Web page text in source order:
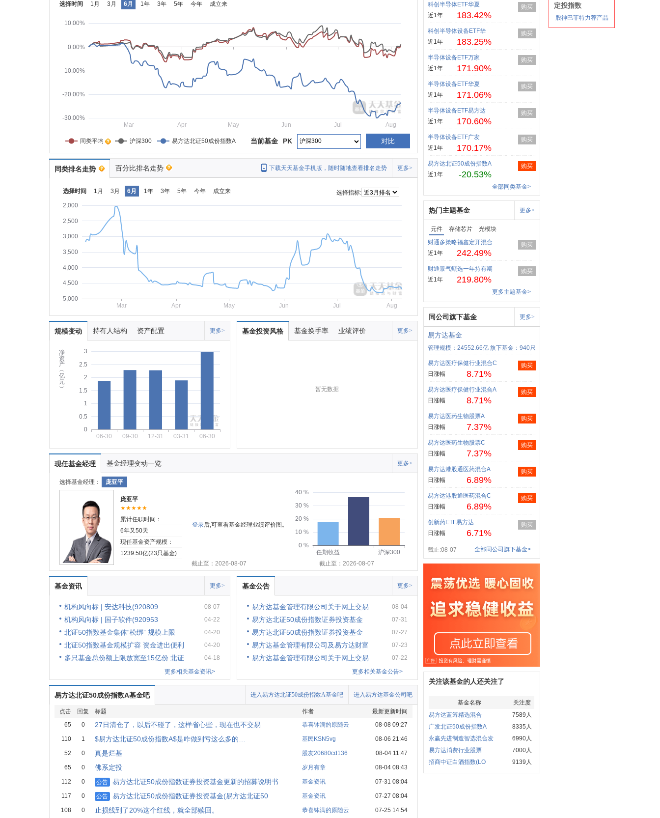
选择时间 1月 3月 6月 1年 3年 5年 今年 成立来
-30.00%
-20.00%
-10.00%
0.00%
10.00%
Mar Apr May Jun Jul Aug
同类平均 沪深300 易方达北证50成份指数A 对比
PK
当前基金
同类排名走势 百分比排名走势 更多>
下载天天基金手机版，随时随地查看排名走势
选择时间 1月 3月 6月 1年 3年 5年 今年 成立来
选择指标:
2,000
2,500
3,000
3,500
4,000
4,500
5,000
Mar
Apr May Jun Jul Aug
规模变动 持有人结构 资产配置 更多>
净
资
产
︵
亿
元
︶
0
0.5
1
1.5
2
2.5
3
06-30 09-30 12-31 03-31 06-30
基金投资风格 基金换手率 业绩评价 更多>
暂无数据
现任基金经理 基金经理变动一览 更多>
选择基金经理： 庞亚平
庞亚平
★★★★★
累计任职时间：
6年又50天
现任基金资产规模：
1239.50亿(23只基金)
登录后,可查看基金经理业绩评价图。
0 %
10 %
20 %
30 %
40 %
任期收益
沪深300
截止至：2026-08-07
截止至：2026-08-07
基金资讯 更多>
机构风向标 | 安达科技(920809 08-07
机构风向标 | 国子软件(920953 04-22
北证50指数基金集体“松绑” 规模上限 04-20
北证50指数基金规模扩容 资金进出便利 04-20
多只基金总份额上限放宽至15亿份 北证
04-18
更多相关基金资讯>
基金公告 更多>
易方达基金管理有限公司关于网上交易 08-04
易方达北证50成份指数证券投资基金 07-31
易方达北证50成份指数证券投资基金 07-27
易方达基金管理有限公司及易方达财富 07-23
易方达基金管理有限公司关于网上交易
07-22
更多相关基金公告>
易方达北证50成份指数A基金吧 进入易方达基金公司吧
进入易方达北证50成份指数A基金吧
点击 回复 标题 作者
最新更新时间
65
0 27日清仓了，以后不碰了，这样省心些，现在也不交易 恭喜钵满的原随云 08-08 09:27
110 1 $易方达北证50成份指数A$是咋做到亏这么多的… 基民KSN5vg 08-06 21:46
52 0 真是烂基 股友20680cd136 08-04 11:47
65 0 佛系定投 岁月有章 08-04 08:43
112 0 公告 易方达北证50成份指数证券投资基金更新的招募说明书 基金资讯 07-31 08:04
117 0 公告 易方达北证50成份指数证券投资基金(易方达北证50 基金资讯 07-27 08:04
108 0 止损线到了20%这个红线，就全部赎回。 恭喜钵满的原随云 07-25 14:54
科创半导体ETF华夏
近1年
183.42%
购买
科创半导体设备ETF华
近1年
183.25%
购买
半导体设备ETF万家
近1年
171.90%
购买
半导体设备ETF华夏
近1年
171.06%
购买
半导体设备ETF易方达
近1年
170.60%
购买
半导体设备ETF广发
近1年
170.17%
购买
易方达北证50成份指数A
近1年
-20.53%
购买
全部同类基金>
热门主题基金 更多>
元件 存储芯片
光模块
财通多策略福鑫定开混合
近1年
242.49%
购买
财通景气甄选一年持有期
近1年
219.80%
购买
更多主题基金>
同公司旗下基金 更多>
易方达基金
管理规模：24552.66亿 旗下基金：940只
易方达医疗保健行业混合C
日涨幅
8.71%
购买
易方达医疗保健行业混合A
日涨幅
8.71%
购买
易方达医药生物股票A
日涨幅
7.37%
购买
易方达医药生物股票C
日涨幅
7.37%
购买
易方达港股通医药混合A
日涨幅
6.89%
购买
易方达港股通医药混合C
日涨幅
6.89%
购买
创新药ETF易方达
日涨幅
6.71%
购买
截止:08-07 全部同公司旗下基金>
关注该基金的人还关注了
基金名称
关注度
易方达蓝筹精选混合
7589人
广发北证50成份指数A
8335人
永赢先进制造智选混合发
6990人
易方达消费行业股票
7000人
招商中证白酒指数(LO
9139人